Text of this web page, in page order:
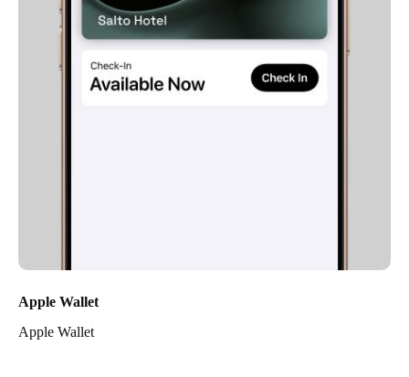
Apple Wallet
Apple Wallet